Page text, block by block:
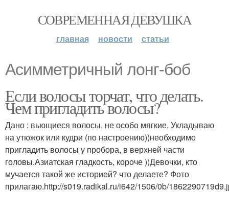
СОВРЕМЕННАЯ ДЕВУШКА
главная новости статьи
Асимметричный лонг-боб
Если волосы торчат, что делать.
Чем пригладить волосы?
Дано : вьющиеся волосы, не особо мягкие. Укладываю
на утюжок или кудри (по настроению))необходимо
пригладить волосы у пробора, в верхней части
головы.Азиатская гладкость, короче ))Девочки, кто
мучается такой же историей? что делаете? Фото
прилагаю.http://s019.radikal.ru/i642/1506/0b/